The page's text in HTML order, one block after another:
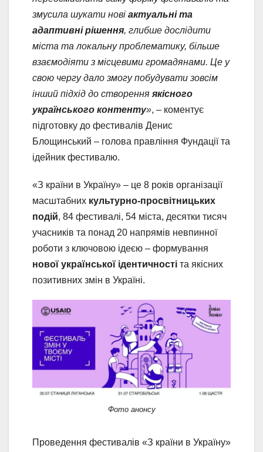
змусила шукати нові актуальні та
адаптивні рішення, глибше дослідити
міста та локальну проблематику, більше
взаємодіяти з місцевими громадянами. Це у
свою чергу дало змогу побудувати зовсім
інший підхід до створення якісного
українського контенту», – коментує
підготовку до фестивалів Денис
Блощинський – голова правління Фундації та
ідейник фестивалю.
«З країни в Україну» – це 8 років організації
масштабних культурно-просвітницьких
подій, 84 фестивалі, 54 міста, десятки тисяч
учасників та понад 20 напрямів невпинної
роботи з ключовою ідеєю – формування
нової української ідентичності та якісних
позитивних змін в Україні.
Фото анонсу
Проведення фестивалів «З країни в Україну»